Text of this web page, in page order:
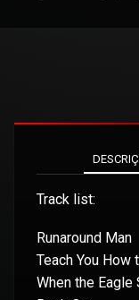
Track list:
Runaround Man
Teach You How
When the Eagle